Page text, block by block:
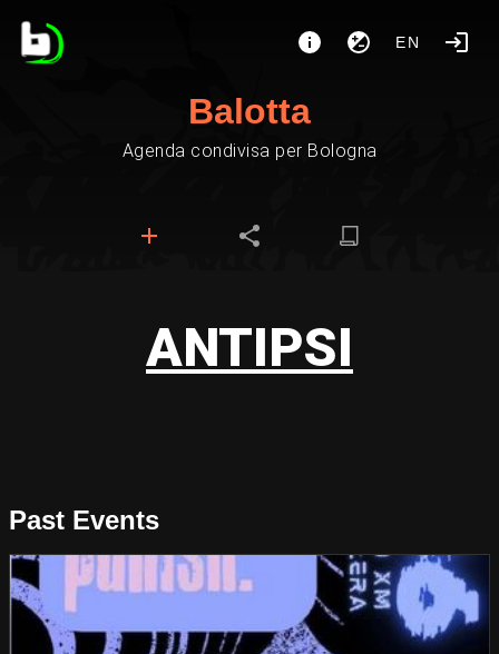
EN
Balotta
Agenda condivisa per Bologna
ANTIPSI
Past Events